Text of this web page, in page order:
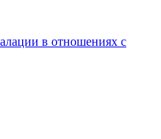
в отношениях с